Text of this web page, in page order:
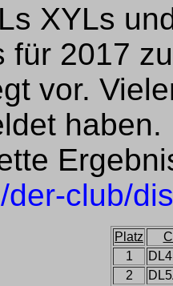
XYLs
für 2017
vor.
der-club/
Platz
1
2